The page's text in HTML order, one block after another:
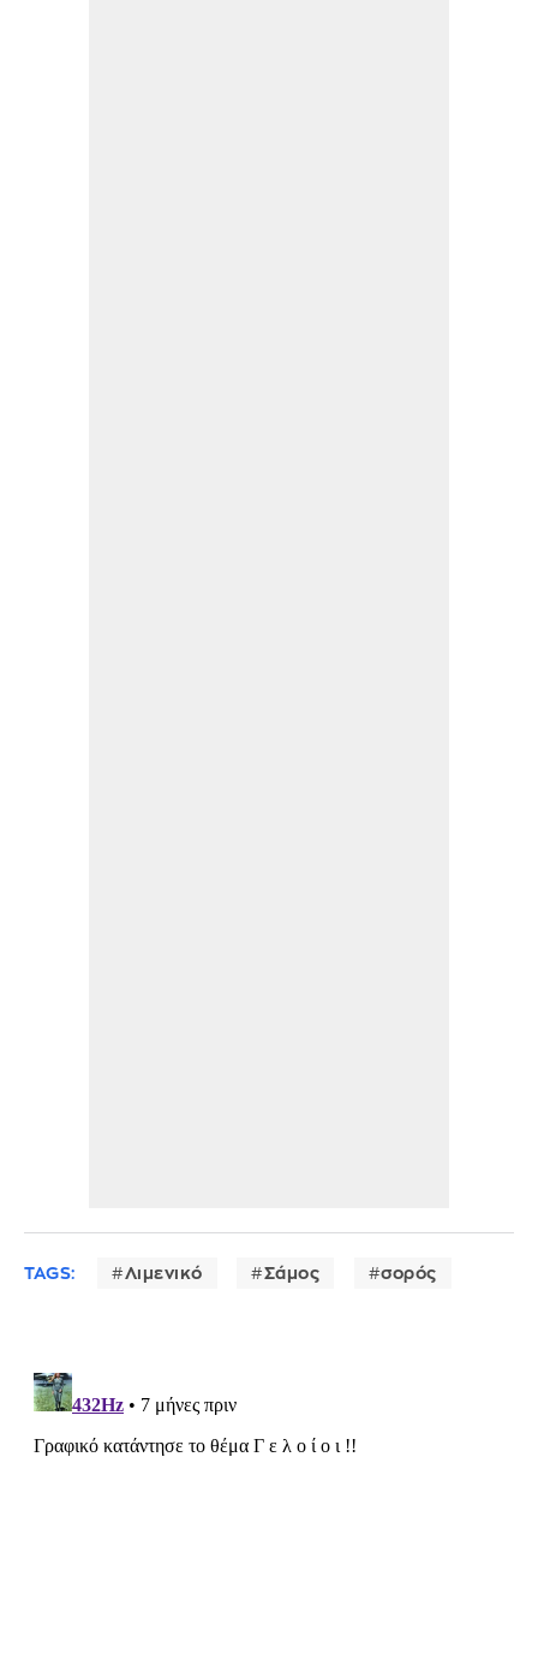
TAGS: Λιμενικό Σάμος σορός